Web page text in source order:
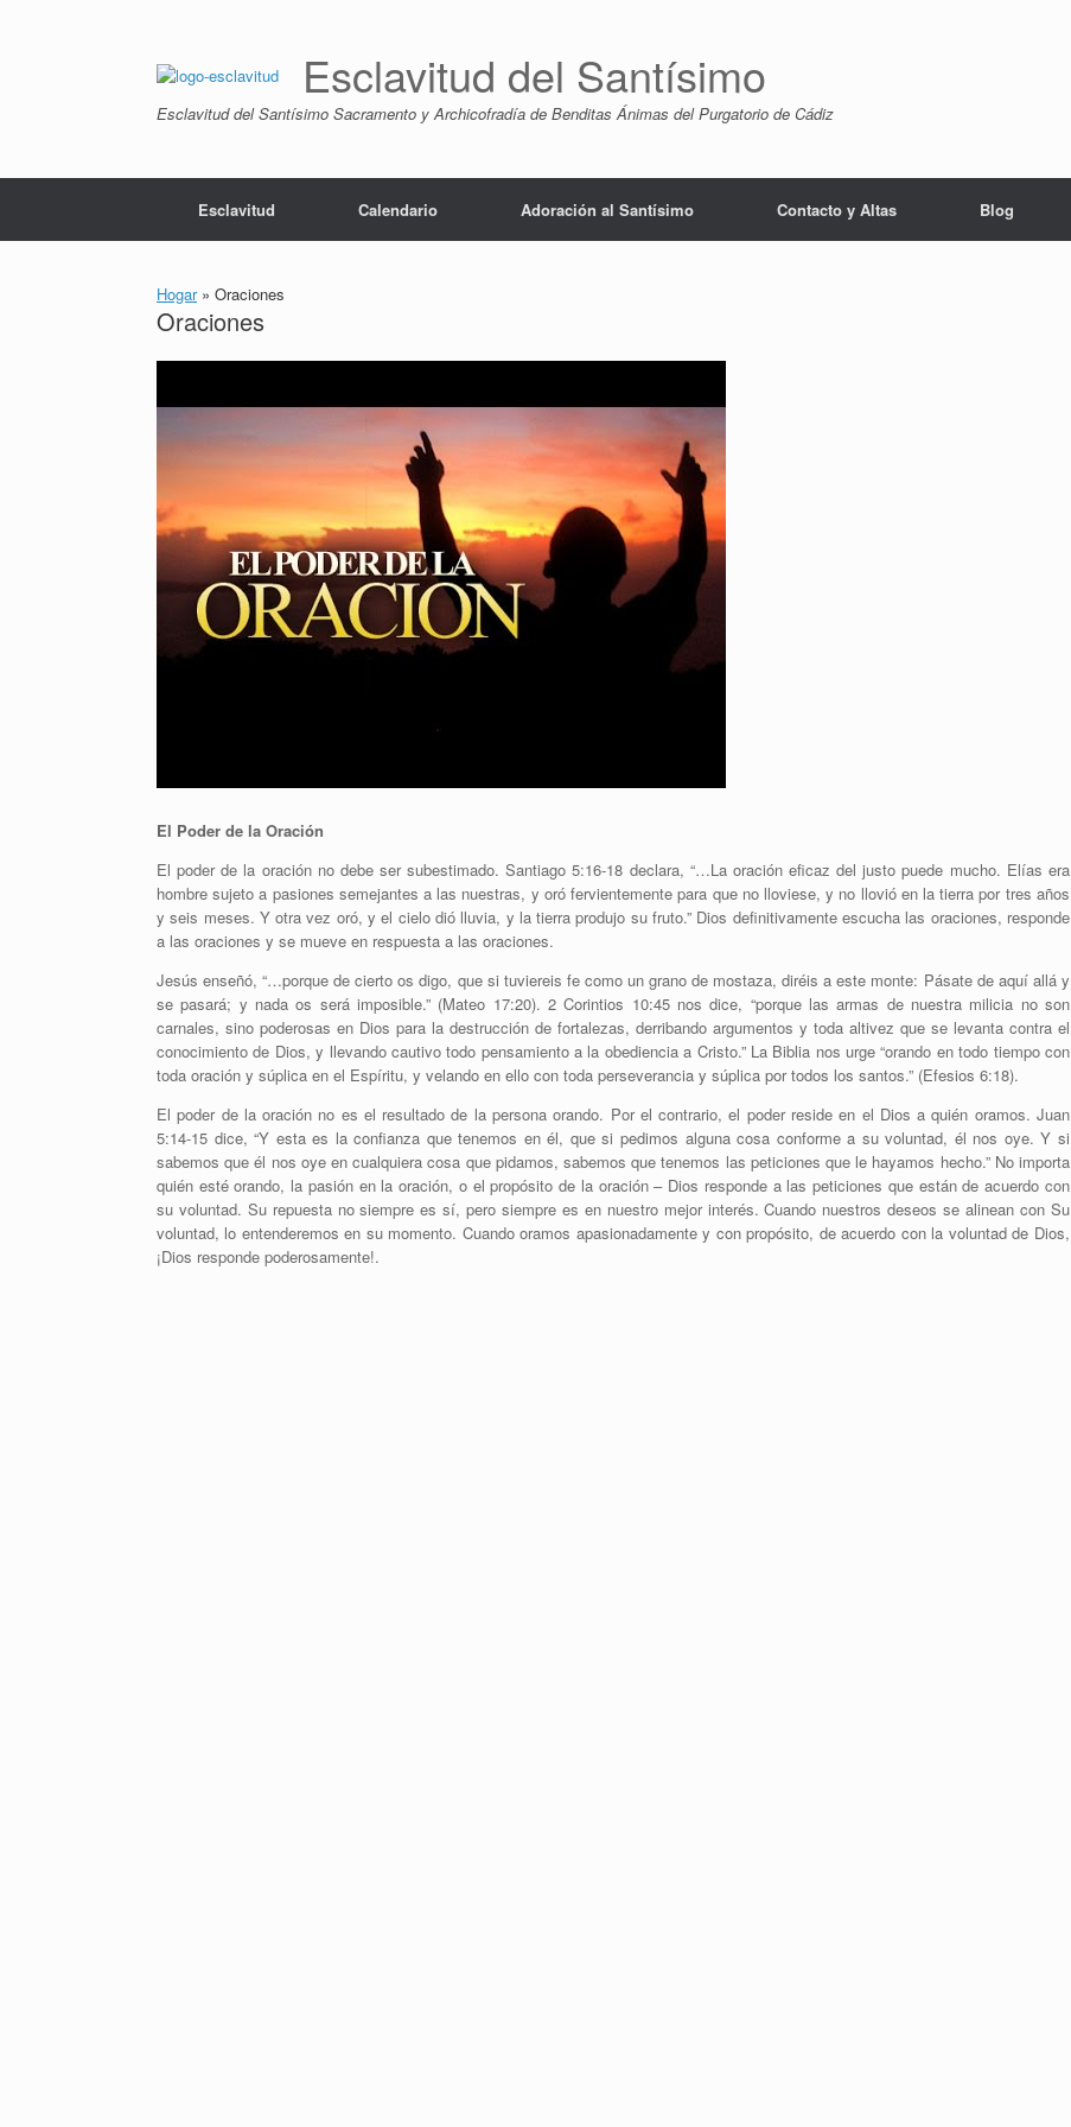
Esclavitud del Santísimo
Esclavitud del Santísimo Sacramento y Archicofradía de Benditas Ánimas del Purgatorio de Cádiz
Esclavitud Calendario Adoración al Santísimo Contacto y Altas Blog
Hogar » Oraciones
Oraciones
El Poder de la Oración
El poder de la oración no debe ser subestimado. Santiago 5:16-18 declara, “…La oración eficaz del justo puede mucho. Elías era
hombre sujeto a pasiones semejantes a las nuestras, y oró fervientemente para que no lloviese, y no llovió en la tierra por tres años
y seis meses. Y otra vez oró, y el cielo dió lluvia, y la tierra produjo su fruto.” Dios definitivamente escucha las oraciones, responde
a las oraciones y se mueve en respuesta a las oraciones.
Jesús enseñó, “…porque de cierto os digo, que si tuviereis fe como un grano de mostaza, diréis a este monte: Pásate de aquí allá y
se pasará; y nada os será imposible.” (Mateo 17:20). 2 Corintios 10:45 nos dice, “porque las armas de nuestra milicia no son
carnales, sino poderosas en Dios para la destrucción de fortalezas, derribando argumentos y toda altivez que se levanta contra el
conocimiento de Dios, y llevando cautivo todo pensamiento a la obediencia a Cristo.” La Biblia nos urge “orando en todo tiempo con
toda oración y súplica en el Espíritu, y velando en ello con toda perseverancia y súplica por todos los santos.” (Efesios 6:18).
El poder de la oración no es el resultado de la persona orando. Por el contrario, el poder reside en el Dios a quién oramos. Juan
5:14-15 dice, “Y esta es la confianza que tenemos en él, que si pedimos alguna cosa conforme a su voluntad, él nos oye. Y si
sabemos que él nos oye en cualquiera cosa que pidamos, sabemos que tenemos las peticiones que le hayamos hecho.” No importa
quién esté orando, la pasión en la oración, o el propósito de la oración – Dios responde a las peticiones que están de acuerdo con
su voluntad. Su repuesta no siempre es sí, pero siempre es en nuestro mejor interés. Cuando nuestros deseos se alinean con Su
voluntad, lo entenderemos en su momento. Cuando oramos apasionadamente y con propósito, de acuerdo con la voluntad de Dios,
¡Dios responde poderosamente!.